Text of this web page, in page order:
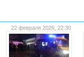
22 февраля 2026, 22:30